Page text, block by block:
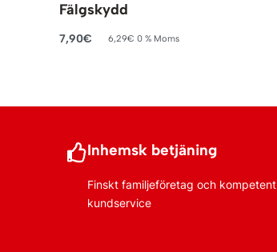
Fälgskydd
7,90€ 6,29€ 0 % Moms
Inhemsk betjäning
Finskt familjeföretag och kompetent
kundservice